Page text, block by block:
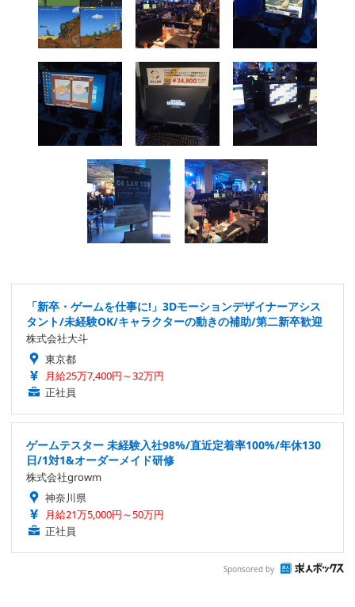
「新卒・ゲームを仕事に!」3Dモーションデザイナーアシス
タント/未経験OK/キャラクターの動きの補助/第二新卒歓迎
株式会社大斗
東京都
月給25万7,400円～32万円
正社員
ゲームテスター 未経験入社98%/直近定着率100%/年休130
日/1対1&オーダーメイド研修
株式会社growm
神奈川県
月給21万5,000円～50万円
正社員
Sponsored by